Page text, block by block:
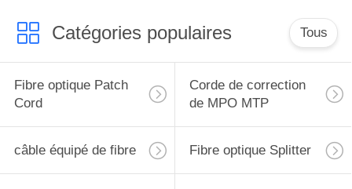
Catégories populaires Tous
Fibre optique Patch
Cord
Corde de correction
de MPO MTP
câble équipé de fibre Fibre optique Splitter